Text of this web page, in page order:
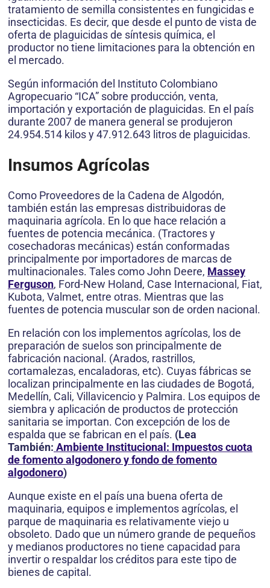
tratamiento de semilla consistentes en fungicidas e
insecticidas. Es decir, que desde el punto de vista de
oferta de plaguicidas de síntesis química, el
productor no tiene limitaciones para la obtención en
el mercado.
Según información del Instituto Colombiano
Agropecuario “ICA” sobre producción, venta,
importación y exportación de plaguicidas. En el país
durante 2007 de manera general se produjeron
24.954.514 kilos y 47.912.643 litros de plaguicidas.
Insumos Agrícolas
Como Proveedores de la Cadena de Algodón,
también están las empresas distribuidoras de
maquinaria agrícola. En lo que hace relación a
fuentes de potencia mecánica. (Tractores y
cosechadoras mecánicas) están conformadas
principalmente por importadores de marcas de
multinacionales. Tales como John Deere, Massey
Ferguson, Ford-New Holand, Case Internacional, Fiat,
Kubota, Valmet, entre otras. Mientras que las
fuentes de potencia muscular son de orden nacional.
En relación con los implementos agrícolas, los de
preparación de suelos son principalmente de
fabricación nacional. (Arados, rastrillos,
cortamalezas, encaladoras, etc). Cuyas fábricas se
localizan principalmente en las ciudades de Bogotá,
Medellín, Cali, Villavicencio y Palmira. Los equipos de
siembra y aplicación de productos de protección
sanitaria se importan. Con excepción de los de
espalda que se fabrican en el país. (Lea
También: Ambiente Institucional: Impuestos cuota
de fomento algodonero y fondo de fomento
algodonero)
Aunque existe en el país una buena oferta de
maquinaria, equipos e implementos agrícolas, el
parque de maquinaria es relativamente viejo u
obsoleto. Dado que un número grande de pequeños
y medianos productores no tiene capacidad para
invertir o respaldar los créditos para este tipo de
bienes de capital.